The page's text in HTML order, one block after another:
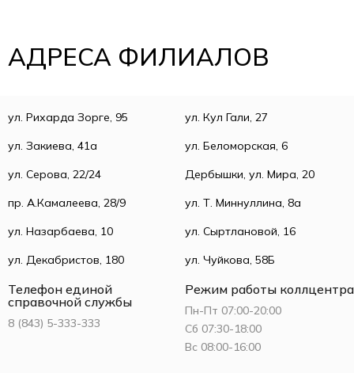
АДРЕСА ФИЛИАЛОВ
ул. Рихарда Зорге, 95
ул. Кул Гали, 27
ул. Закиева, 41а
ул. Беломорская, 6
ул. Серова, 22/24
Дербышки, ул. Мира, 20
пр. А.Камалеева, 28/9
ул. Т. Миннуллина, 8а
ул. Назарбаева, 10
ул. Сыртлановой, 16
ул. Декабристов, 180
ул. Чуйкова, 58Б
Телефон единой
справочной службы
8 (843) 5-333-333
Режим работы коллцентра
Пн-Пт 07:00-20:00
Сб 07:30-18:00
Вс 08:00-16:00